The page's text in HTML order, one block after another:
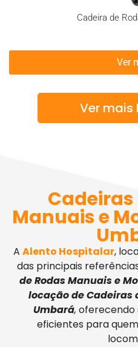
Cadeira de
Ver
Ver mais
Cadeiras
Manuais e
A Alento Hospitalar,
das principais
de Rodas Manuais e
locação de Cadeiras
Umbará, oferecendo
eficientes para